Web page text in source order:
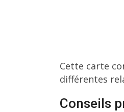
Cette carte
différentes
Conseils